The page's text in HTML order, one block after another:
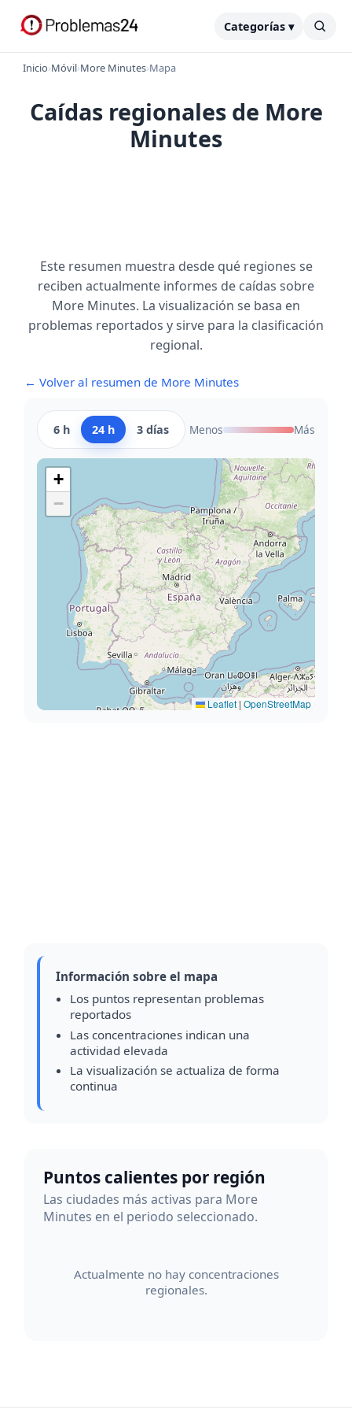
Categorías ▾
Inicio›Móvil›More Minutes›Mapa
Caídas regionales de More
Minutes
Este resumen muestra desde qué regiones se
reciben actualmente informes de caídas sobre
More Minutes. La visualización se basa en
problemas reportados y sirve para la clasificación
regional.
← Volver al resumen de More Minutes
6 h 24 h 3 días Menos Más
+
−
Leaflet | OpenStreetMap
Información sobre el mapa
Los puntos representan problemas
reportados
Las concentraciones indican una
actividad elevada
La visualización se actualiza de forma
continua
Puntos calientes por región
Las ciudades más activas para More
Minutes en el periodo seleccionado.
Actualmente no hay concentraciones
regionales.